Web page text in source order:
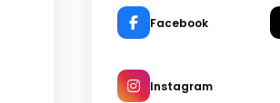
Facebook
Instagram